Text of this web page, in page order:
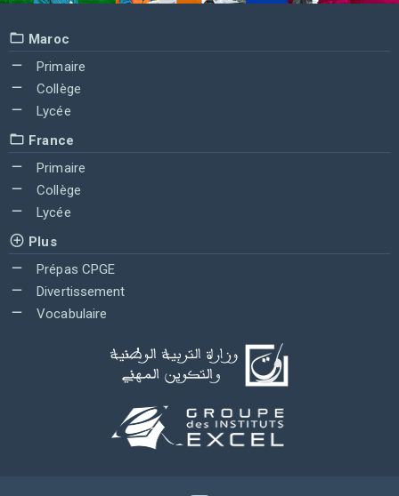
Maroc
Primaire
Collège
Lycée
France
Primaire
Collège
Lycée
Plus
Prépas CPGE
Divertissement
Vocabulaire